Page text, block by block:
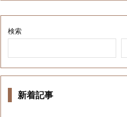
検索
新着記事